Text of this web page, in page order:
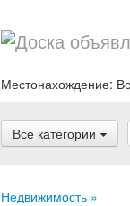
Местонахождение:
Все категории
Недвижимость »